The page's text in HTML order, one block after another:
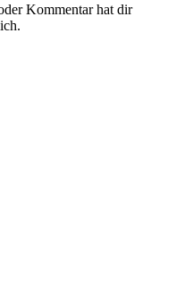
Kommentar hat dir